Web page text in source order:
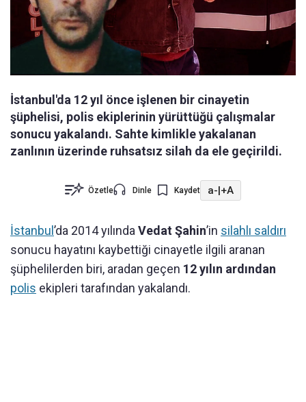
İstanbul'da 12 yıl önce işlenen bir cinayetin
şüphelisi, polis ekiplerinin yürüttüğü çalışmalar
sonucu yakalandı. Sahte kimlikle yakalanan
zanlının üzerinde ruhsatsız silah da ele geçirildi.
Özetle Dinle Kaydet a-|+A
İstanbul ’da 2014 yılında Vedat Şahin’in silahlı saldırı
sonucu hayatını kaybettiği cinayetle ilgili aranan
şüphelilerden biri, aradan geçen 12 yılın ardından
polis ekipleri tarafından yakalandı.